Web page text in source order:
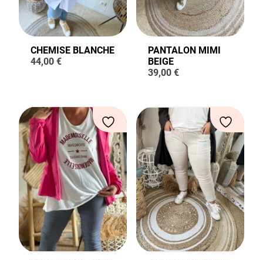
CHEMISE BLANCHE
44,00 €
PANTALON MIMI
BEIGE
39,00 €